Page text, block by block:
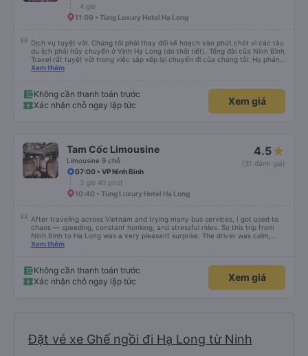
4 giờ
11:00 • Tùng Luxury Hotel Hạ Long
Dịch vụ tuyệt vời. Chúng tôi phải thay đổi kế hoạch vào phút chót vì các tàu
du lịch phải hủy chuyến ở Vịnh Hạ Long (do thời tiết). Tổng đài của Ninh Bình
Travel rất tuyệt vời trong việc sắp xếp lại chuyến đi của chúng tôi. Họ phản
hồi rất nhanh và cập nhật trực tiếp cho tôi qua WhatsApp. Chúng tôi rất tự
Xem thêm
Không cần thanh toán trước
Xác nhận chỗ ngay lập tức
Xem giá
Tam Cốc Limousine
Limousine 9 chỗ
4.5
(31 đánh giá)
07:00 • VP Ninh Bình
3 giờ 40 phút
10:40 • Tùng Luxury Hotel Hạ Long
After traveling across Vietnam and trying many bus services, I got used to
chaos — speeding, constant honking, and stressful rides. So this trip from
Ninh Binh to Ha Long was a very pleasant surprise. The driver was calm,
drove safely, didn’t speed, and avoided unnecessary honking. The ride felt
offered to drop us off at our hotel in Ha Long, saving us extra time and
hassle. A truly comfortable trip for the whole family. I’m glad I chose this
service and can confidently recommend it. } Sau khi đi nhiều nơi ở Việt Nam
còn chủ động đề nghị đưa chúng tôi đến đúng khách sạn ở Hạ Long, giúp tiết
kiệm thời gian và tránh phiền toái. Một chuyến đi rất thoải mái cho cả gia
Xem thêm
Không cần thanh toán trước
Xác nhận chỗ ngay lập tức
Xem giá
Đặt vé xe Ghế ngồi đi Hạ Long từ Ninh